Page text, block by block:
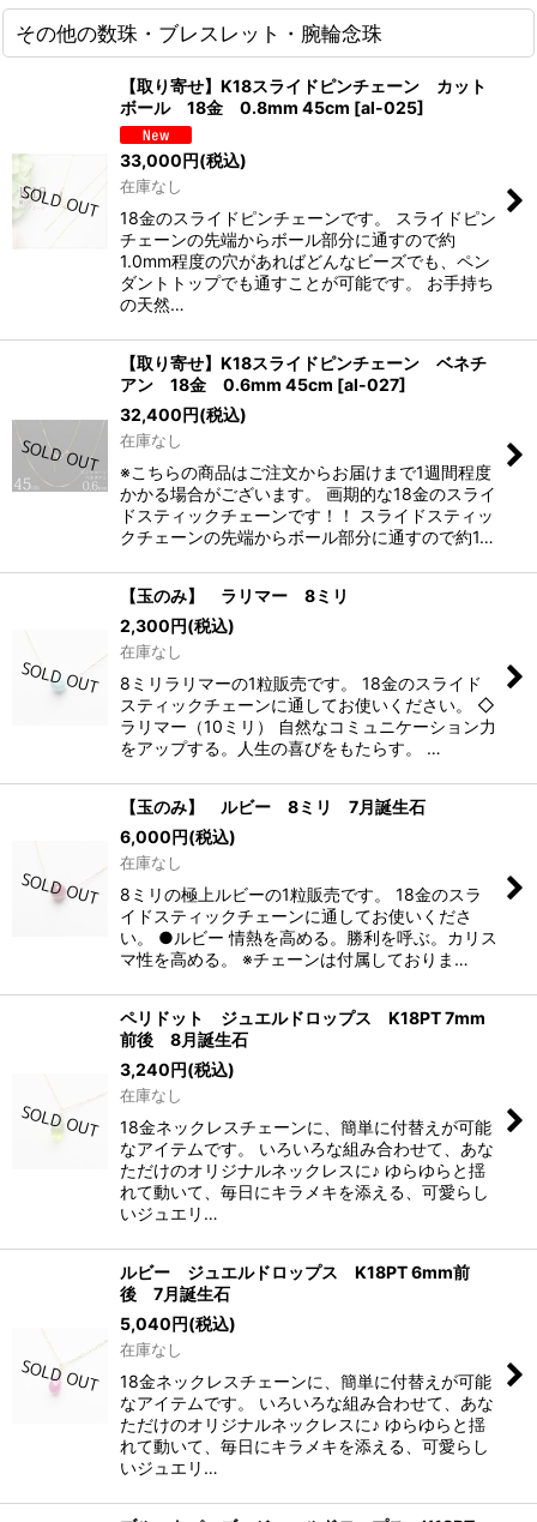
その他の数珠・ブレスレット・腕輪念珠
【取り寄せ】K18スライドピンチェーン カット
ボール 18金 0.8mm 45cm [al-025]
33,000円(税込)
在庫なし
18金のスライドピンチェーンです。 スライドピン
チェーンの先端からボール部分に通すので約
1.0mm程度の穴があればどんなビーズでも、ペン
ダントトップでも通すことが可能です。 お手持ち
の天然…
【取り寄せ】K18スライドピンチェーン ベネチ
アン 18金 0.6mm 45cm [al-027]
32,400円(税込)
在庫なし
※こちらの商品はご注文からお届けまで1週間程度
かかる場合がございます。 画期的な18金のスライ
ドスティックチェーンです！！ スライドスティッ
クチェーンの先端からボール部分に通すので約1…
【玉のみ】 ラリマー 8ミリ
2,300円(税込)
在庫なし
8ミリラリマーの1粒販売です。 18金のスライド
スティックチェーンに通してお使いください。 ◇
ラリマー（10ミリ） 自然なコミュニケーション力
をアップする。人生の喜びをもたらす。 …
【玉のみ】 ルビー 8ミリ 7月誕生石
6,000円(税込)
在庫なし
8ミリの極上ルビーの1粒販売です。 18金のスラ
イドスティックチェーンに通してお使いくださ
い。 ●ルビー 情熱を高める。勝利を呼ぶ。カリス
マ性を高める。 ※チェーンは付属しておりま…
ペリドット ジュエルドロップス K18PT 7mm
前後 8月誕生石
3,240円(税込)
在庫なし
18金ネックレスチェーンに、簡単に付替えが可能
なアイテムです。 いろいろな組み合わせて、あな
ただけのオリジナルネックレスに♪ ゆらゆらと揺
れて動いて、毎日にキラメキを添える、可愛らし
いジュエリ…
ルビー ジュエルドロップス K18PT 6mm前
後 7月誕生石
5,040円(税込)
在庫なし
18金ネックレスチェーンに、簡単に付替えが可能
なアイテムです。 いろいろな組み合わせて、あな
ただけのオリジナルネックレスに♪ ゆらゆらと揺
れて動いて、毎日にキラメキを添える、可愛らし
いジュエリ…